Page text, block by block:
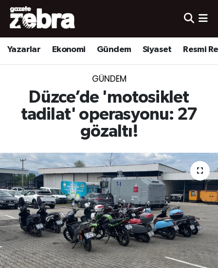
Yazarlar Ekonomi Gündem Siyaset Resmi
GÜNDEM
Düzce’de 'motosiklet
tadilat' operasyonu: 27
gözaltı!
Yazarlar
Ekonomi
Yerel
Nöbetçi Eczaneler
Hava Durumu
Süper Lig Puan Durumu ve Fikstür
Tüm Manşetler
Son Dakika Haberleri
Haber Arşivi